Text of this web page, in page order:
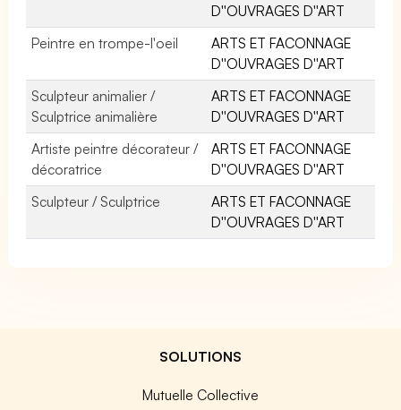
D''OUVRAGES D''ART
Peintre en trompe-l'oeil
ARTS ET FACONNAGE
D''OUVRAGES D''ART
Sculpteur animalier /
Sculptrice animalière
ARTS ET FACONNAGE
D''OUVRAGES D''ART
Artiste peintre décorateur /
décoratrice
ARTS ET FACONNAGE
D''OUVRAGES D''ART
Sculpteur / Sculptrice
ARTS ET FACONNAGE
D''OUVRAGES D''ART
SOLUTIONS
Mutuelle Collective